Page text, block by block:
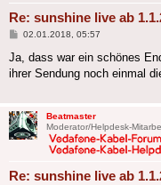
Re: sunshine live ab
Beitrag
02.01.2018, 05:57
Ja, dass war ein schönes
ihrer Sendung noch einmal
Beatmaster
Moderator/Helpdesk-
Re: sunshine live ab